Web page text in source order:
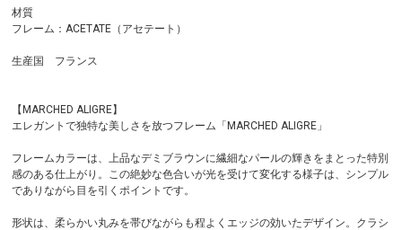
材質
フレーム：ACETATE（アセテート）
生産国 フランス
【MARCHED ALIGRE】
エレガントで独特な美しさを放つフレーム「MARCHED ALIGRE」
フレームカラーは、上品なデミブラウンに繊細なパールの輝きをまとった特別
感のある仕上がり。この絶妙な色合いが光を受けて変化する様子は、シンプル
でありながら目を引くポイントです。
形状は、柔らかい丸みを帯びながらも程よくエッジの効いたデザイン。クラシ